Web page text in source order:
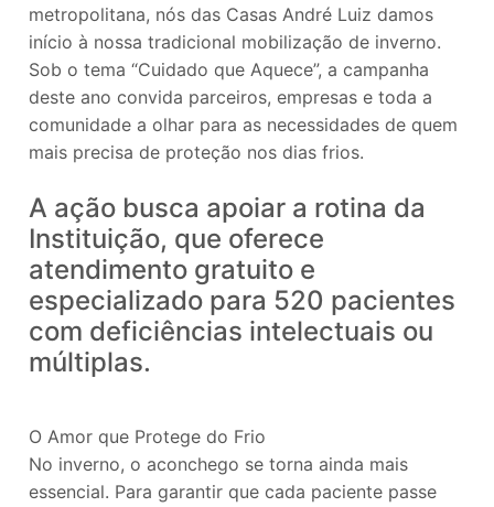
metropolitana, nós das Casas André Luiz damos
início à nossa tradicional mobilização de inverno.
Sob o tema “Cuidado que Aquece”, a campanha
deste ano convida parceiros, empresas e toda a
comunidade a olhar para as necessidades de quem
mais precisa de proteção nos dias frios.
A ação busca apoiar a rotina da
Instituição, que oferece
atendimento gratuito e
especializado para 520 pacientes
com deficiências intelectuais ou
múltiplas.
O Amor que Protege do Frio
No inverno, o aconchego se torna ainda mais
essencial. Para garantir que cada paciente passe